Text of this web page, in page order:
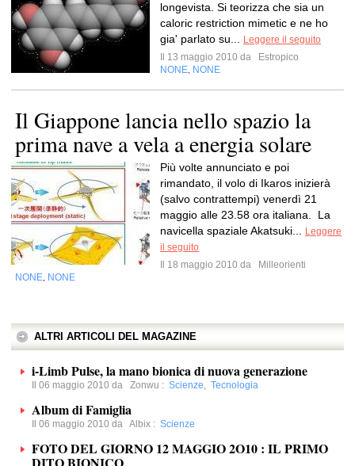
longevista. Si teorizza che sia un
caloric restriction mimetic e ne ho
gia' parlato su...
Leggere il seguito
Il 13 maggio 2010 da
Estropico
NONE NONE
Il Giappone lancia nello spazio la
prima nave a vela a energia solare
Più volte annunciato e poi
rimandato, il volo di Ikaros inizierà
(salvo contrattempi) venerdì 21
maggio alle 23.58 ora italiana. La
navicella spaziale Akatsuki...
Leggere
il seguito
Il 18 maggio 2010 da
Milleorienti
NONE NONE
ALTRI ARTICOLI DEL MAGAZINE
i-Limb Pulse, la mano bionica di nuova generazione
Il 06 maggio 2010 da Zonwu : Scienze, Tecnologia
Album di Famiglia
Il 06 maggio 2010 da Albix : Scienze
FOTO DEL GIORNO 12 MAGGIO 2O10 : IL PRIMO